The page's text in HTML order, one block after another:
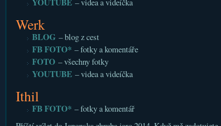
Werk
BLOG– blog z cest
FB FOTO*– fotky a komentáře
FOTO– všechny fotky
YOUTUBE– videa a videíčka
Ithil
FB FOTO*– fotky a komentář